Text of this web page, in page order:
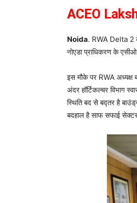
ACEO
Noida. RWA Delta 2 के
नोएडा प्राधिकरण के
इस मौके पर RWA
अंदर हॉर्टिकल्चर विभाग
स्थिति बद से बद्तर है
बदहाल है साफ सफाई सेक्टर